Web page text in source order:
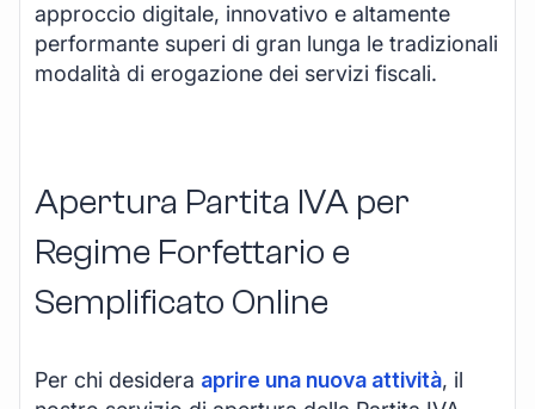
approccio digitale, innovativo e altamente
performante superi di gran lunga le tradizionali
modalità di erogazione dei servizi fiscali.
Apertura Partita IVA per
Regime Forfettario e
Semplificato Online
Per chi desidera aprire una nuova attività, il